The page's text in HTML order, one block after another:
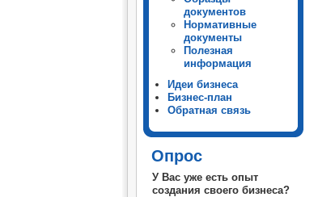
документов
Нормативные
документы
Полезная
информация
Идеи бизнеса
Бизнес-план
Обратная связь
Опрос
У Вас уже есть опыт
создания своего бизнеса?